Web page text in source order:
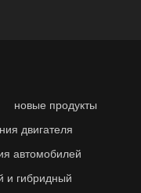
новые продукты
двигателя
автомобилей
и гибридный